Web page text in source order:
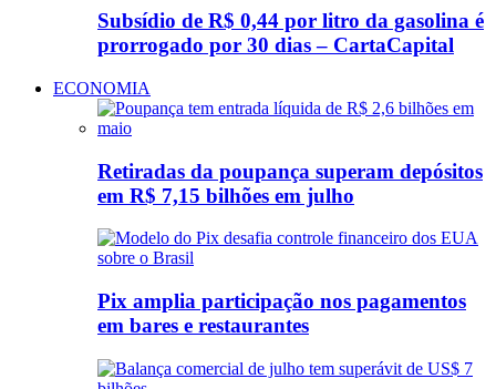
Subsídio de R$ 0,44 por litro da gasolina é
prorrogado por 30 dias – CartaCapital
ECONOMIA
Retiradas da poupança superam depósitos
em R$ 7,15 bilhões em julho
Pix amplia participação nos pagamentos
em bares e restaurantes